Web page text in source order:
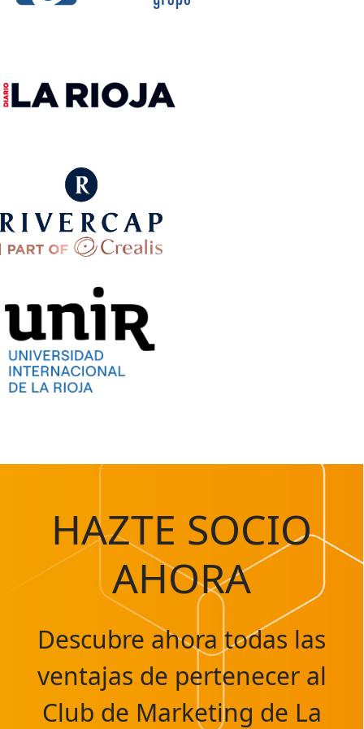
HAZTE SOCIO
AHORA
Descubre ahora todas las
ventajas de pertenecer al
Club de Marketing de La